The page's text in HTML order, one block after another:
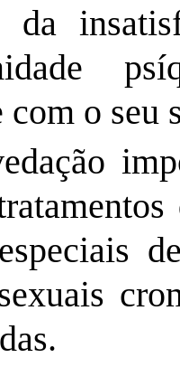
da
com o seu